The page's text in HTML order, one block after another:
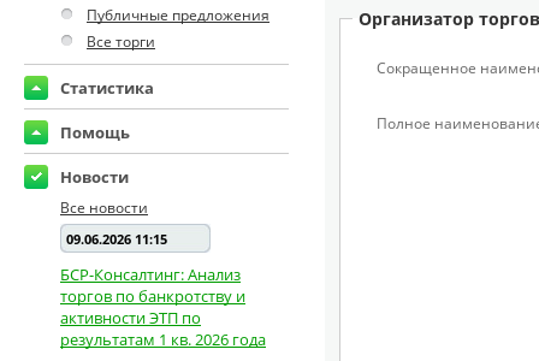
Публичные предложения
Все торги
Статистика
Помощь
Новости
Все новости
09.06.2026 11:15
БСР-Консалтинг: Анализ
торгов по банкротству и
активности ЭТП по
результатам 1 кв. 2026 года
Организатор торгов
Сокращенное
Полное